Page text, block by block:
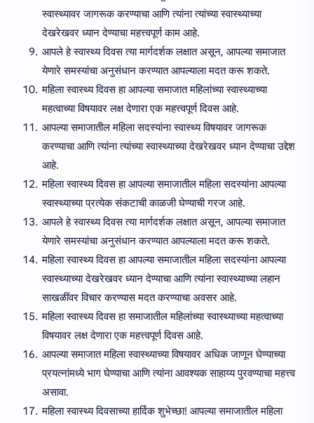
स्वास्थ्यावर जागरूक करण्याचा आणि त्यांना त्यांच्या स्वास्थ्याच्या
देखरेखवर ध्यान देण्याचा महत्त्वपूर्ण काम आहे.
आपले हे स्वास्थ्य दिवस त्या मार्गदर्शक लक्षात असून, आपल्या समाजात
येणारे समस्यांचा अनुसंधान करण्यात आपल्याला मदत करू शकते.
महिला स्वास्थ्य दिवस हा आपल्या समाजात महिलांच्या स्वास्थ्याच्या
महत्वाच्या विषयावर लक्ष देणारा एक महत्त्वपूर्ण दिवस आहे.
आपल्या समाजातील महिला सदस्यांना स्वास्थ्य विषयावर जागरूक
करण्याचा आणि त्यांना त्यांच्या स्वास्थ्याच्या देखरेखवर ध्यान देण्याचा उद्देश
आहे.
महिला स्वास्थ्य दिवस हा आपल्या समाजातील महिला सदस्यांना आपल्या
स्वास्थ्याच्या प्रत्येक संकटाची काळजी घेण्याची गरज आहे.
आपले हे स्वास्थ्य दिवस त्या मार्गदर्शक लक्षात असून, आपल्या समाजात
येणारे समस्यांचा अनुसंधान करण्यात आपल्याला मदत करू शकते.
महिला स्वास्थ्य दिवस हा आपल्या समाजातील महिला सदस्यांना आपल्या
स्वास्थ्याच्या देखरेखवर ध्यान देण्याचा आणि त्यांना स्वास्थ्याच्या लहान
साखळींवर विचार करण्यास मदत करण्याचा अवसर आहे.
महिला स्वास्थ्य दिवस हा समाजातील महिलांच्या स्वास्थ्याच्या महत्वाच्या
विषयावर लक्ष देणारा एक महत्त्वपूर्ण दिवस आहे.
आपल्या समाजात महिला स्वास्थ्याच्या विषयावर अधिक जाणून घेण्याच्या
प्रयत्नांमध्ये भाग घेण्याचा आणि त्यांना आवश्यक साहाय्य पुरवण्याचा महत्त्व
असावा.
महिला स्वास्थ्य दिवसाच्या हार्दिक शुभेच्छा! आपल्या समाजातील महिला